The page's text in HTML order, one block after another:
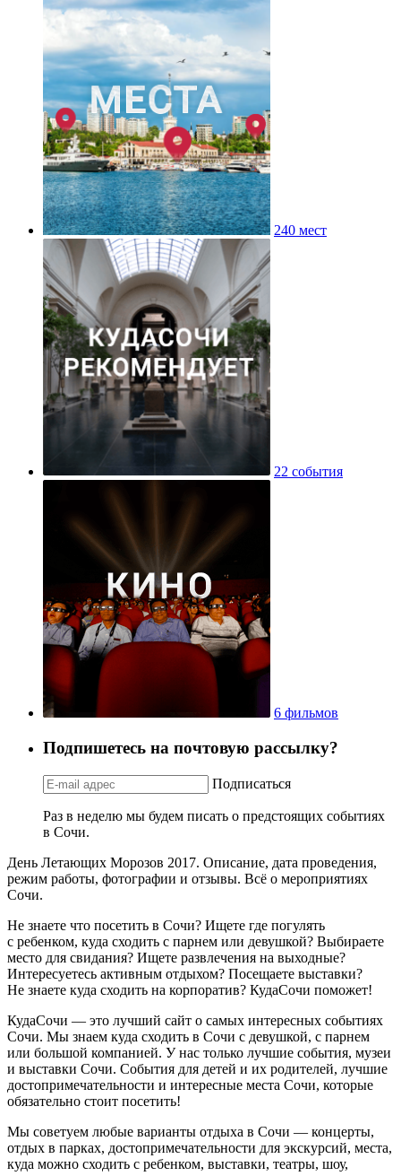
240 мест
22 события
6 фильмов
Подпишетесь на почтовую рассылку?
Подписаться
Раз в неделю мы будем писать о предстоящих событиях
в Сочи.
День Летающих Морозов 2017. Описание, дата проведения,
режим работы, фотографии и отзывы. Всё о мероприятиях
Сочи.
Не знаете что посетить в Сочи? Ищете где погулять
с ребенком, куда сходить с парнем или девушкой? Выбираете
место для свидания? Ищете развлечения на выходные?
Интересуетесь активным отдыхом? Посещаете выставки?
Не знаете куда сходить на корпоратив? КудаСочи поможет!
КудаСочи — это лучший сайт о самых интересных событиях
Сочи. Мы знаем куда сходить в Сочи с девушкой, с парнем
или большой компанией. У нас только лучшие события, музеи
и выставки Сочи. События для детей и их родителей, лучшие
достопримечательности и интересные места Сочи, которые
обязательно стоит посетить!
Мы советуем любые варианты отдыха в Сочи — концерты,
отдых в парках, достопримечательности для экскурсий, места,
куда можно сходить с ребенком, выставки, театры, шоу,